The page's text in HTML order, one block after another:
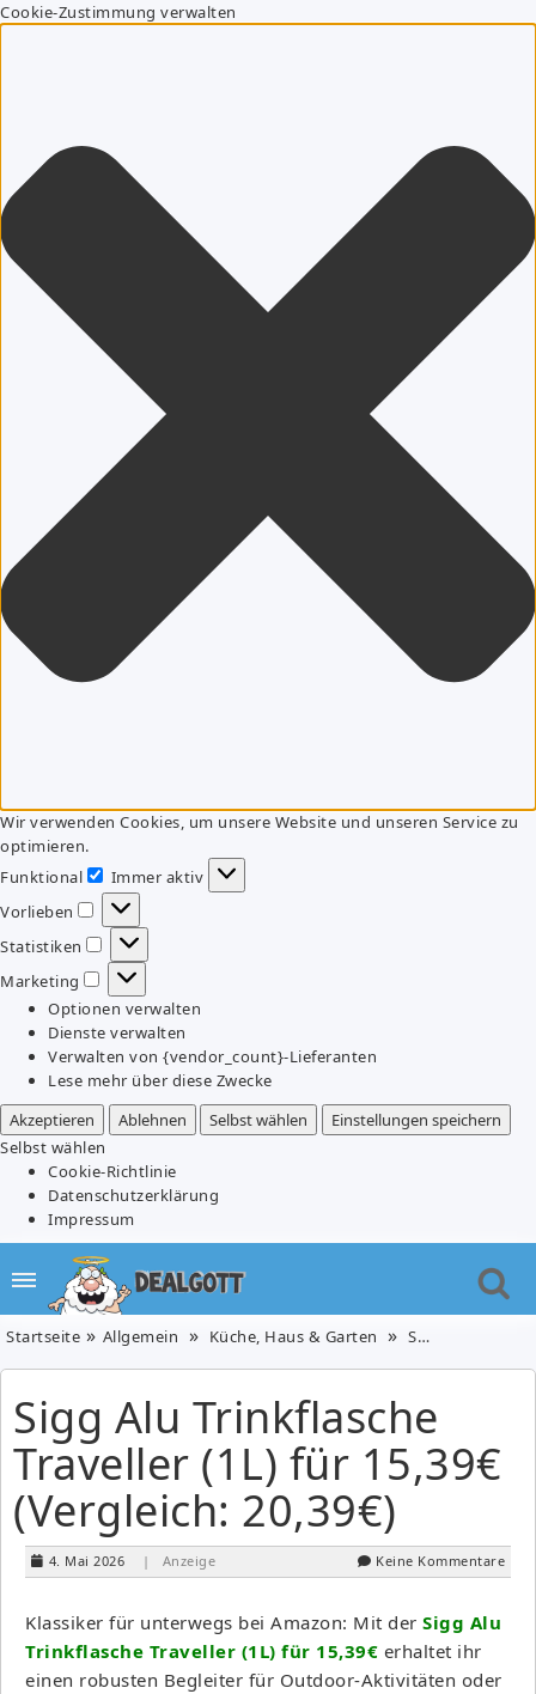
Cookie-Zustimmung verwalten
Wir verwenden Cookies, um unsere Website und unseren Service zu
optimieren.
Funktional
Funktional
Immer aktiv
Vorlieben
Vorlieben
Statistiken
Statistiken
Marketing
Marketing
Optionen verwalten
Dienste verwalten
Verwalten von {vendor_count}-Lieferanten
Lese mehr über diese Zwecke
Akzeptieren
Ablehnen Selbst wählen
Einstellungen speichern
Selbst wählen
Cookie-Richtlinie
Datenschutzerklärung
Impressum
Startseite Allgemein Küche, Haus & Garten Sport & Freizeit
Sigg Alu Trinkflasche
Traveller (1L) für 15,39€
(Vergleich: 20,39€)
4. Mai 2026 | Anzeige Keine Kommentare
Klassiker für unterwegs bei Amazon: Mit der Sigg Alu
Trinkflasche Traveller (1L) für 15,39€ erhaltet ihr
einen robusten Begleiter für Outdoor-Aktivitäten oder